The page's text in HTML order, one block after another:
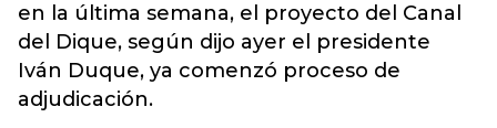
en la última semana, el proyecto del Canal
del Dique, según dijo ayer el presidente
Iván Duque, ya comenzó proceso de
adjudicación.